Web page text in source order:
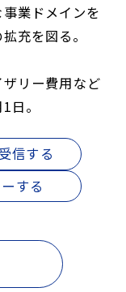
業ドメインを
充を図る。
リー費用など
。
信する
する